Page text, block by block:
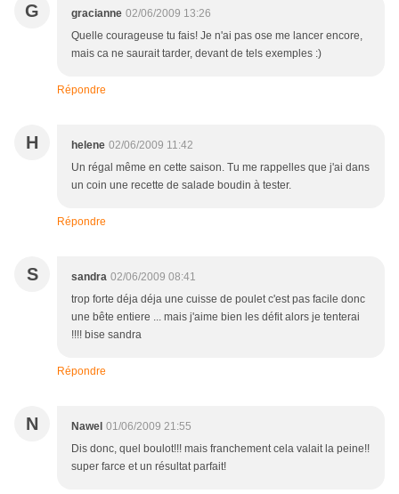
G gracianne 02/06/2009 13:26
Quelle courageuse tu fais! Je n'ai pas ose me lancer encore,
mais ca ne saurait tarder, devant de tels exemples :)
Répondre
H helene 02/06/2009 11:42
Un régal même en cette saison. Tu me rappelles que j'ai dans
un coin une recette de salade boudin à tester.
Répondre
S sandra 02/06/2009 08:41
trop forte déja déja une cuisse de poulet c'est pas facile donc
une bête entiere ... mais j'aime bien les défit alors je tenterai
!!!! bise sandra
Répondre
N Nawel 01/06/2009 21:55
Dis donc, quel boulot!!! mais franchement cela valait la peine!!
super farce et un résultat parfait!